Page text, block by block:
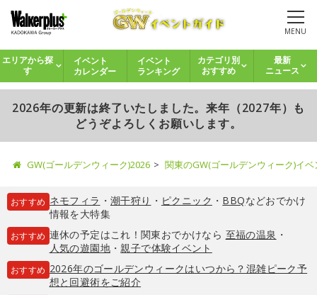
MENU
エリアから探
す
イベント
カレンダー
イベント
ランキング
カテゴリ別
おすすめ
最新
ニュース
2026年の更新は終了いたしました。来年（2027年）も
どうぞよろしくお願いします。
GW(ゴールデンウィーク)2026 関東のGW(ゴールデンウィーク)イ
おすすめ ネモフィラ ・ 潮干狩り ・ ピクニック ・ BBQなどおでかけ
情報を大特集
おすすめ 連休の予定はこれ！関東おでかけなら 至福の温泉 ・
人気の遊園地・親子で体験イベント
おすすめ 2026年のゴールデンウィークはいつから？混雑ピーク予
想と回避術をご紹介